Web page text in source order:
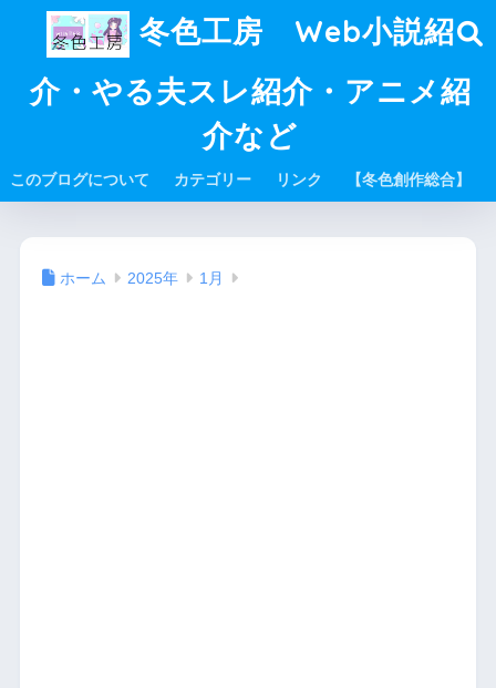
冬色工房 Web小説紹
介・やる夫スレ紹介・アニメ紹
介など
このブログについて カテゴリー リンク 【冬色創作総合】
ホーム 2025年 1月